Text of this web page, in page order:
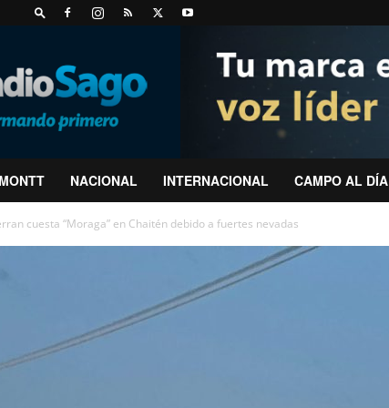
NACIONAL INTERNACIONAL CAMPO AL DÍA
cuesta “Moraga” en Chaitén debido a fuertes nevadas